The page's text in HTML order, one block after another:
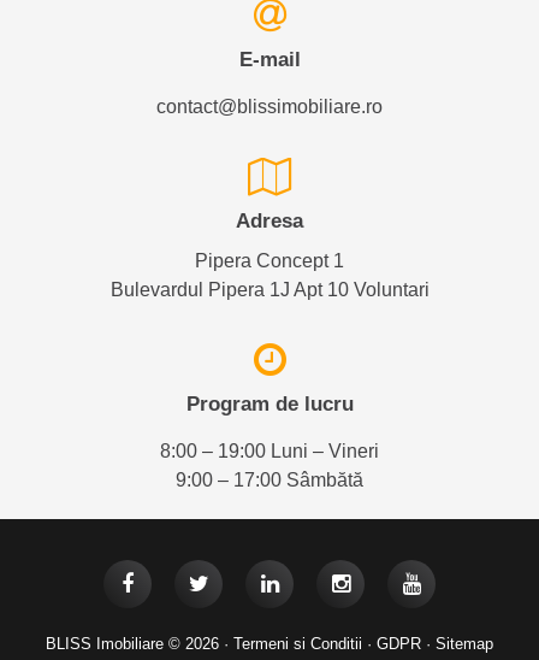
E-mail
contact@blissimobiliare.ro
Adresa
Pipera Concept 1
Bulevardul Pipera 1J Apt 10 Voluntari
Program de lucru
8:00 – 19:00 Luni – Vineri
9:00 – 17:00 Sâmbătă
BLISS Imobiliare © 2026 · Termeni si Conditii · GDPR · Sitemap